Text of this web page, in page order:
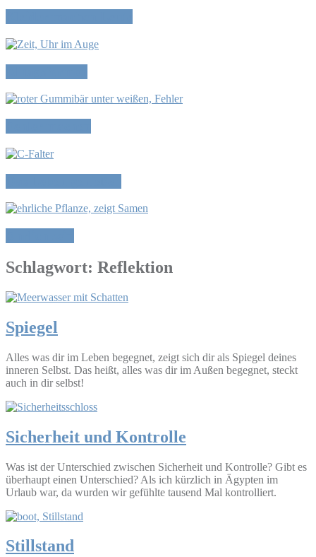
Schlagwort: Reflektion
Spiegel
Alles was dir im Leben begegnet, zeigt sich dir als Spiegel deines
inneren Selbst. Das heißt, alles was dir im Außen begegnet, steckt
auch in dir selbst!
Sicherheit und Kontrolle
Was ist der Unterschied zwischen Sicherheit und Kontrolle? Gibt es
überhaupt einen Unterschied? Als ich kürzlich in Ägypten im
Urlaub war, da wurden wir gefühlte tausend Mal kontrolliert.
Stillstand